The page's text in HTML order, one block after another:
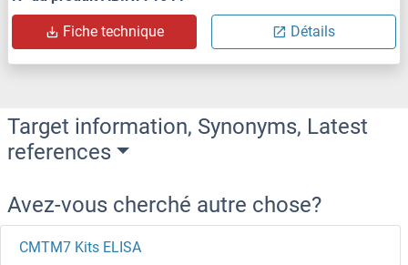
Fiche technique Détails
Target information, Synonyms, Latest
references
Avez-vous cherché autre chose?
CMTM7 Kits ELISA